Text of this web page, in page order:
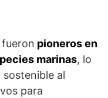
pioneros en
marinas, lo
al
para